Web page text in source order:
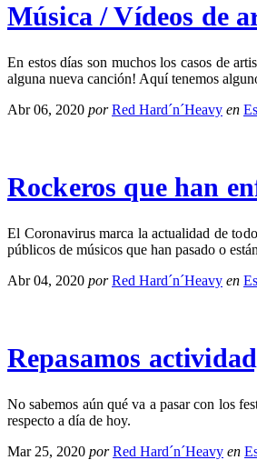
Música / Vídeos de
En estos días son muchos los casos de
alguna nueva canción! Aquí tenemos
Abr 06, 2020 por Red Hard´n´Heavy en
Rockeros que han
El Coronavirus marca la actualidad de
públicos de músicos que han pasado o están
Abr 04, 2020 por Red Hard´n´Heavy en
Repasamos
No sabemos aún qué va a pasar con los
respecto a día de hoy.
Mar 25, 2020 por Red Hard´n´Heavy en